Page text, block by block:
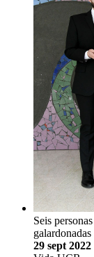
Seis
29 sept 2022